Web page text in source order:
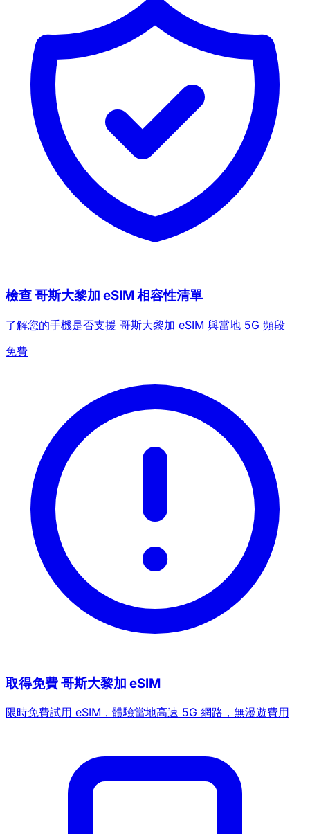
檢查 哥斯大黎加 eSIM 相容性清單
了解您的手機是否支援 哥斯大黎加 eSIM 與當地 5G 頻段
免費
取得免費 哥斯大黎加 eSIM
限時免費試用 eSIM，體驗當地高速 5G 網路，無漫遊費用